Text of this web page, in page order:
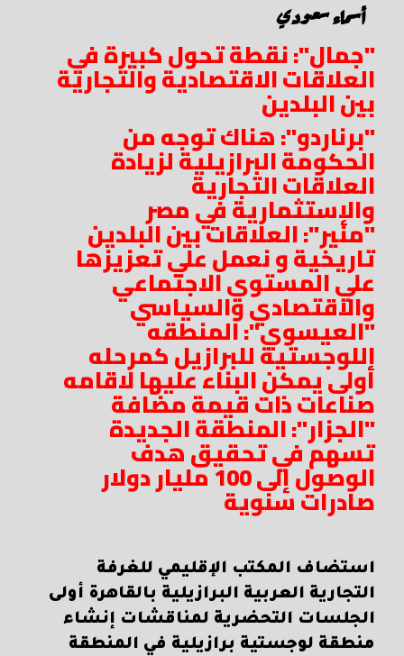
أسماء سعودي
"جمال": نقطة تحول كبيرة في
العلاقات الاقتصادية والتجارية
بين البلدين
"برناردو": هناك توجه من
الحكومة البرازيلية لزيادة
العلاقات التجارية
والإستثمارية في مصر
"منير": العلاقات بين البلدين
تاريخية و نعمل علي تعزيزها
علي المستوي الاجتماعي
والاقتصادي والسياسي
"العيسوي": المنطقه
اللوجستية للبرازيل كمرحله
أولى يمكن البناء عليها لاقامه
صناعات ذات قيمة مضافة
"الجزار": المنطقة الجديدة
تسهم في تحقيق هدف
الوصول إلى 100 مليار دولار
صادرات سنوية
استضاف المكتب الإقليمي للغرفة
التجارية العربية البرازيلية بالقاهرة أولى
الجلسات التحضرية لمناقشات إنشاء
منطقة لوجستية برازيلية في المنطقة